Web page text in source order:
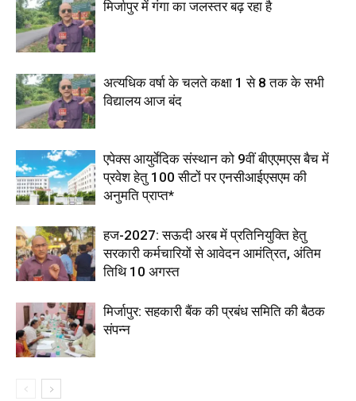
मिर्जापुर में गंगा का जलस्तर बढ़ रहा है
अत्यधिक वर्षा के चलते कक्षा 1 से 8 तक के सभी
विद्यालय आज बंद
एपेक्स आयुर्वेदिक संस्थान को 9वीं बीएएमएस बैच में
प्रवेश हेतु 100 सीटों पर एनसीआईएसएम की
अनुमति प्राप्त*
हज-2027: सऊदी अरब में प्रतिनियुक्ति हेतु
सरकारी कर्मचारियों से आवेदन आमंत्रित, अंतिम
तिथि 10 अगस्त
मिर्जापुर: सहकारी बैंक की प्रबंध समिति की बैठक
संपन्न